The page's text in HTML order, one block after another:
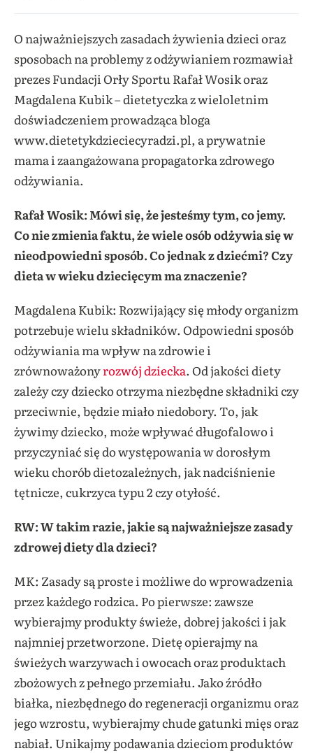
O najważniejszych zasadach żywienia dzieci oraz
sposobach na problemy z odżywianiem rozmawiał
prezes Fundacji Orły Sportu Rafał Wosik oraz
Magdalena Kubik – dietetyczka z wieloletnim
doświadczeniem prowadząca bloga
www.dietetykdzieciecyradzi.pl, a prywatnie
mama i zaangażowana propagatorka zdrowego
odżywiania.
Rafał Wosik: Mówi się, że jesteśmy tym, co jemy.
Co nie zmienia faktu, że wiele osób odżywia się w
nieodpowiedni sposób. Co jednak z dziećmi? Czy
dieta w wieku dziecięcym ma znaczenie?
Magdalena Kubik: Rozwijający się młody organizm
potrzebuje wielu składników. Odpowiedni sposób
odżywiania ma wpływ na zdrowie i
zrównoważonyrozwój dziecka. Od jakości diety
zależy czy dziecko otrzyma niezbędne składniki czy
przeciwnie, będzie miało niedobory. To, jak
żywimy dziecko, może wpływać długofalowo i
przyczyniać się do występowania w dorosłym
wieku chorób dietozależnych, jak nadciśnienie
tętnicze, cukrzyca typu 2 czy otyłość.
RW: W takim razie, jakie są najważniejsze zasady
zdrowej diety dla dzieci?
MK: Zasady są proste i możliwe do wprowadzenia
przez każdego rodzica. Po pierwsze: zawsze
wybierajmy produkty świeże, dobrej jakości i jak
najmniej przetworzone. Dietę opierajmy na
świeżych warzywach i owocach oraz produktach
zbożowych z pełnego przemiału. Jako źródło
białka, niezbędnego do regeneracji organizmu oraz
jego wzrostu, wybierajmy chude gatunki mięs oraz
nabiał. Unikajmy podawania dzieciom produktów